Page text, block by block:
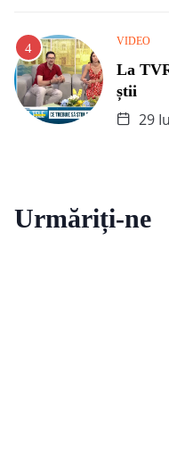
VIDEO
La
știi
29
Urmăriți-ne